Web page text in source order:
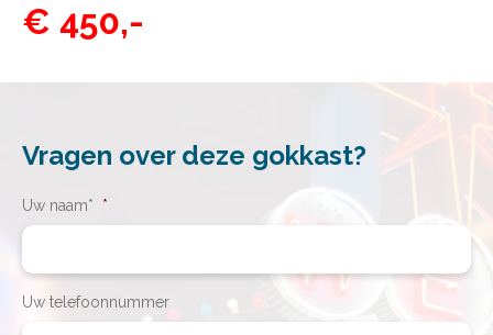
€ 450,-
Vragen over deze gokkast?
Uw naam* *
Uw telefoonnummer